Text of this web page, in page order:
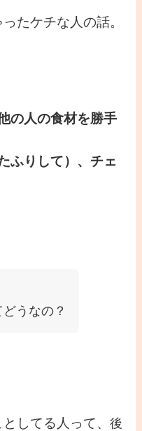
たケチな人の話。
の人の食材を勝手
ふりして）、チェ
うなの？
してる人って、後